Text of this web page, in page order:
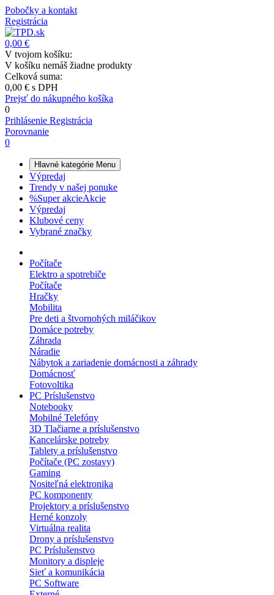
Pobočky a kontakt
Registrácia
0,00 €
V tvojom košíku:
V košíku nemáš žiadne produkty
Celková suma:
0,00 € s DPH
Prejsť do nákupného košíka
0
Prihlásenie Registrácia
Porovnanie
0
Hlavné kategórie Menu
Výpredaj
Trendy v našej ponuke
%Super akcieAkcie
Výpredaj
Klubové ceny
Vybrané značky
Počítače
Elektro a spotrebiče
Počítače
Hračky
Mobilita
Pre deti a štvornohých miláčikov
Domáce potreby
Záhrada
Náradie
Nábytok a zariadenie domácnosti a záhrady
Domácnosť
Fotovoltika
PC Príslušenstvo
Notebooky
Mobilné Telefóny
3D Tlačiarne a príslušenstvo
Kancelárske potreby
Tablety a príslušenstvo
Počítače (PC zostavy)
Gaming
Nositeľná elektronika
PC komponenty
Projektory a príslušenstvo
Herné konzoly
Virtuálna realita
Drony a príslušenstvo
PC Príslušenstvo
Monitory a displeje
Sieť a komunikácia
PC Software